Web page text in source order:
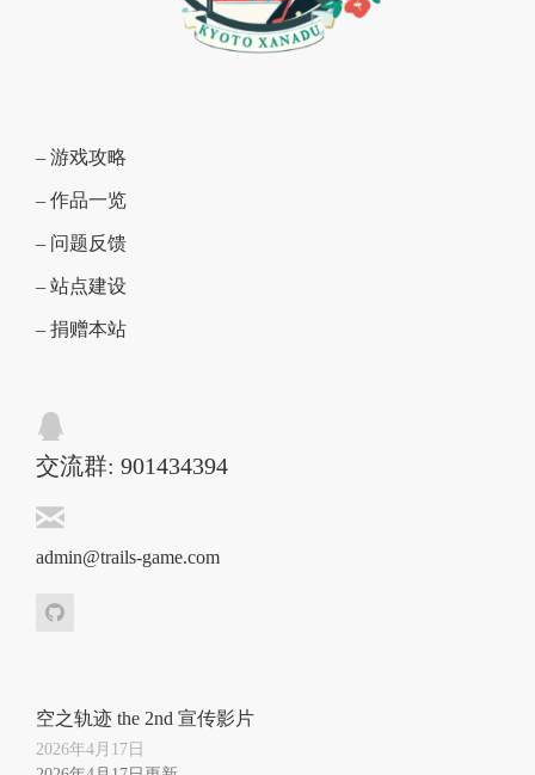
– 游戏攻略
– 作品一览
– 问题反馈
– 站点建设
– 捐赠本站
交流群: 901434394
admin@trails-game.com
空之轨迹 the 2nd 宣传影片
2026年4月17日